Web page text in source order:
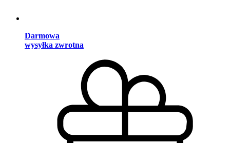
Darmowa
wysyłka zwrotna